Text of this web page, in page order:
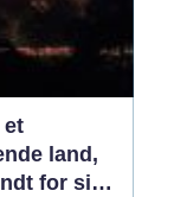
et
land,
for sin